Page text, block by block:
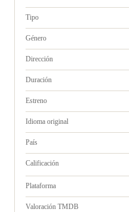
Tipo
Género
Dirección
Duración
Estreno
Idioma original
País
Calificación
Plataforma
Valoración TMDB